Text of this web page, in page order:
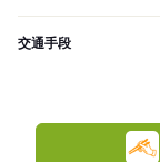
交通手段